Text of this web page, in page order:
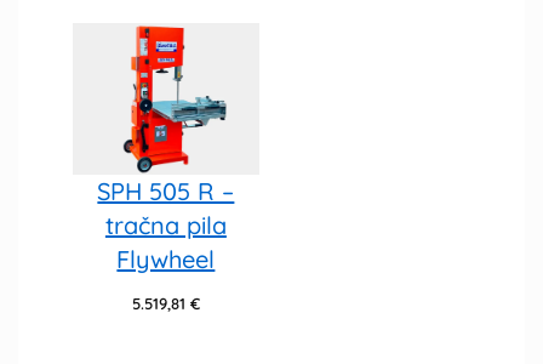
SPH 505 R –
tračna pila
Flywheel
5.519,81 €